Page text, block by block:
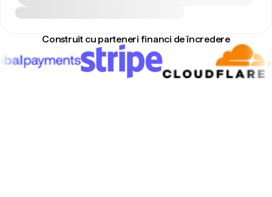
Construit cu parteneri financi de încredere